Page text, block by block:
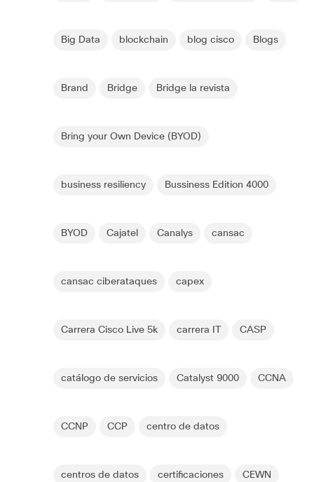
Big Data blockchain blog cisco Blogs
Brand Bridge Bridge la revista
Bring your Own Device (BYOD)
business resiliency Bussiness Edition 4000
BYOD Cajatel Canalys cansac
cansac ciberataques capex
Carrera Cisco Live 5k carrera IT CASP
catálogo de servicios Catalyst 9000 CCNA
CCNP CCP centro de datos
centros de datos certificaciones CEWN